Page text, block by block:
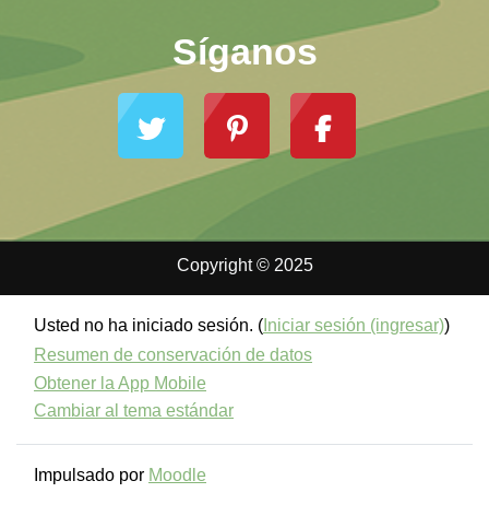
Síganos
Copyright © 2025
Usted no ha iniciado sesión. ( Iniciar sesión (ingresar))
Resumen de conservación de datos
Obtener la App Mobile
Cambiar al tema estándar
Impulsado por Moodle